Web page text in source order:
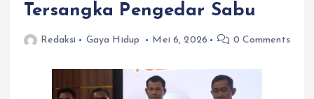
Tersangka Pengedar Sabu
Redaksi Gaya Hidup Mei 6, 2026 0 Comments